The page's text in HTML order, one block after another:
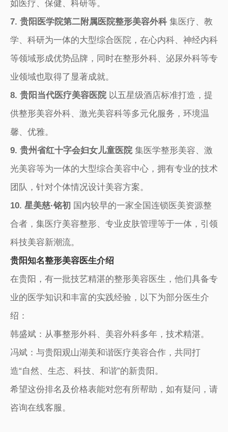
如医疗、保健、科研等。
7. 贵阳医学院第二附属医院整形美容外科集医疗、教
学、科研为一体的大型综合医院，在心内科、神经内科
等领域形成优势品牌，同时在整形外科、泌尿外科等专
业领域也取得了显著成就。
8. 贵阳当代医疗美容医院以五星级酒店标准打造，提
供整形美容外科、激光美容科等多元化服务，环境温
馨、优雅。
9. 贵州省红十字会妇女儿童医院集医学整形美容、激
光美容等为一体的大型综合美容中心，拥有专业的技术
团队，针对个体情况设计美容方案。
10. 星美慈·铭初 国内较早的一家全国连锁医美资源整
合者，集医疗美容整形、专业皮肤管理等于一体，引领
科技美容新潮流。
贵阳知名整形美容医生介绍
在贵阳，有一批技艺精湛的整形美容医生，他们具备专
业的医学知识和丰富的实践经验，以下为部分医生介
绍：
韩盛斌：从事整形外科、美容外科多年，技术精湛。
冯斌：与贵阳观山湖美和谐医疗美容合作，共同打
造“自然、生态、科技、和谐”的新贵阳。
希望这份排名及价格表能对您有所帮助，如有疑问，请
咨询在线客服。